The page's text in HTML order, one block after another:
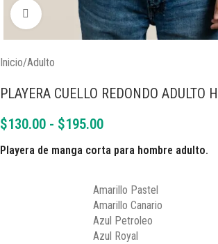
Click to enlarge
Inicio/Adulto
PLAYERA CUELLO REDONDO ADULTO
$130.00 - $195.00
Playera de manga corta para hombre adulto.
Amarillo Pastel
Amarillo Canario
Azul Petroleo
Azul Royal